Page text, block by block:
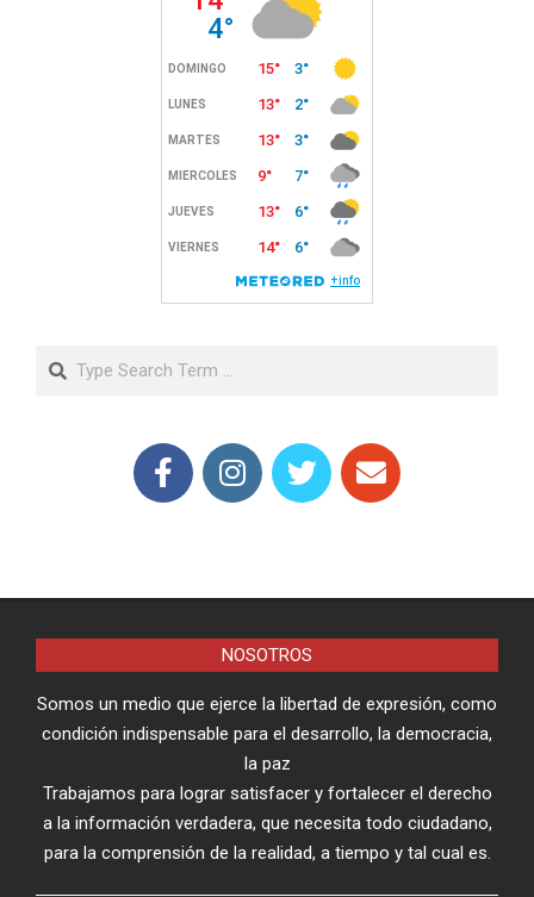
Search
NOSOTROS
Somos un medio que ejerce la libertad de expresión, como
condición indispensable para el desarrollo, la democracia,
la paz
Trabajamos para lograr satisfacer y fortalecer el derecho
a la información verdadera, que necesita todo ciudadano,
para la comprensión de la realidad, a tiempo y tal cual es.